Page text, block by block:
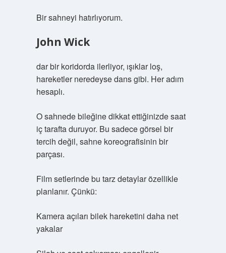
Bir sahneyi hatırlıyorum.
John Wick
dar bir koridorda ilerliyor, ışıklar loş,
hareketler neredeyse dans gibi. Her adım
hesaplı.
O sahnede bileğine dikkat ettiğinizde saat
iç tarafta duruyor. Bu sadece görsel bir
tercih değil, sahne koreografisinin bir
parçası.
Film setlerinde bu tarz detaylar özellikle
planlanır. Çünkü:
Kamera açıları bilek hareketini daha net
yakalar